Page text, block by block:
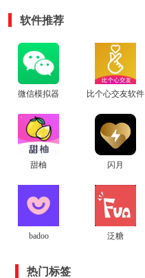
软件推荐
微信模拟器 比个心交友软件
甜柚 闪月
badoo 泛糖
热门标签